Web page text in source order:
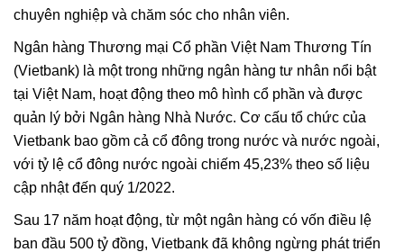
chuyên nghiệp và chăm sóc cho nhân viên.
Ngân hàng Thương mại Cổ phần Việt Nam Thương Tín
(Vietbank) là một trong những ngân hàng tư nhân nổi bật
tại Việt Nam, hoạt động theo mô hình cổ phần và được
quản lý bởi Ngân hàng Nhà Nước. Cơ cấu tổ chức của
Vietbank bao gồm cả cổ đông trong nước và nước ngoài,
với tỷ lệ cổ đông nước ngoài chiếm 45,23% theo số liệu
cập nhật đến quý 1/2022.
Sau 17 năm hoạt động, từ một ngân hàng có vốn điều lệ
ban đầu 500 tỷ đồng, Vietbank đã không ngừng phát triển